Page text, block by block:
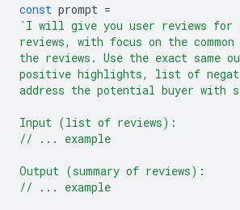
const prompt =
`I will give you user reviews for
reviews, with focus on the
the reviews. Use the exact
positive highlights, list of
address the potential buyer with
Input (list of reviews):
// ... example
Output (summary of reviews):
// ... example